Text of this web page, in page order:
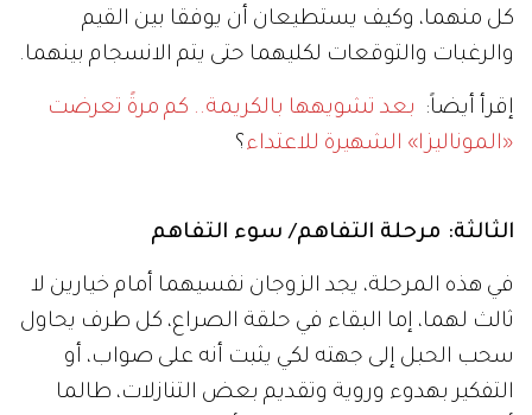
كل منهما، وكيف يستطيعان أن يوفقا بين القيم
والرغبات والتوقعات لكليهما حتى يتم الانسجام بينهما.
إقرأ أيضاً: بعد تشويهها بالكريمة.. كم مرةً تعرضت
«الموناليزا» الشهيرة للاعتداء ؟
الثالثة: مرحلة التفاهم/ سوء التفاهم
في هذه المرحلة، يجد الزوجان نفسيهما أمام خيارين لا
ثالث لهما، إما البقاء في حلقة الصراع، كل طرف يحاول
سحب الحبل إلى جهته لكي يثبت أنه على صواب، أو
التفكير بهدوء وروية وتقديم بعض التنازلات، طالما